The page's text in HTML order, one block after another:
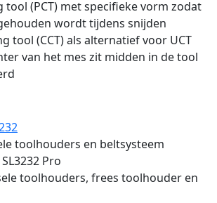
tool (PCT) met specifieke vorm zodat
wordt tijdens snijden
tool (CCT) als alternatief voor UCT
van het mes zit midden in de tool
toolhouders en beltsysteem
Pro
toolhouders, frees toolhouder en